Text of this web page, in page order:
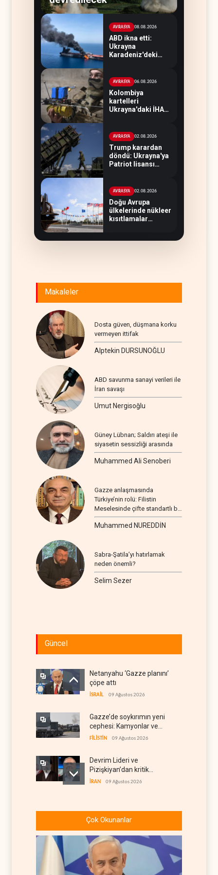
AVRASYA 08.08.2026
ABD ikna etti:
Ukrayna
Karadeniz'deki
AVRASYA 06.08.2026
Kolombiya
kartelleri
Ukrayna'daki İHA
AVRASYA 02.08.2026
Trump karardan
döndü: Ukrayna'ya
Patriot lisansı
AVRASYA 02.08.2026
Doğu Avrupa
ülkelerinde nükleer
kısıtlamalar
Makaleler
Dosta güven, düşmana korku
vermeyen ittifak
Alptekin DURSUNOĞLU
ABD savunma sanayi verileri ile
İran savaşı
Umut Nergisoğlu
Güney Lübnan; Saldırı ateşi ile
siyasetin sessizliği arasında
Muhammed Ali Senoberi
Gazze anlaşmasında
Türkiye’nin rolü: Filistin
Meselesinde çifte standartlı bir
seyir
Muhammed NUREDDİN
Sabra-Şatila’yı hatırlamak
neden önemli?
Selim Sezer
Güncel
Netanyahu ‘Gazze planını’
çöpe attı
İSRAİL 09 Ağustos 2026
Gazze’de soykırımın yeni
cephesi: Kamyonlar ve
sürücüler de hedefte
FİLİSTİN 09 Ağustos 2026
Devrim Lideri ve
Pizişkiyan’dan kritik
görüşme
İRAN 09 Ağustos 2026
güçlere büyük operasyon
Grönland’da izinsiz sondaj
hamlesi
BATI YARIM KÜRE 09 Ağustos 2026
Çok Okunanlar